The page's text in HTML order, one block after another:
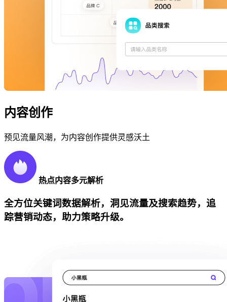
内容创作
预见流量风潮，为内容创作提供灵感沃土
热点内容多元解析
全方位关键词数据解析，洞见流量及搜索趋势，追
踪营销动态，助力策略升级。